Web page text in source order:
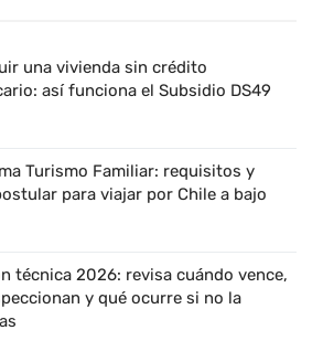
una vivienda sin crédito
así funciona el Subsidio DS49
Turismo Familiar: requisitos y
para viajar por Chile a bajo
técnica 2026: revisa cuándo vence,
y qué ocurre si no la